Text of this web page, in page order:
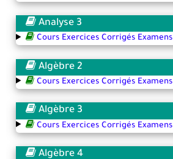
Analyse 3
Cours Exercices Corrigés Examens
Algèbre 2
Cours Exercices Corrigés Examens
Algèbre 3
Cours Exercices Corrigés Examens
Algèbre 4